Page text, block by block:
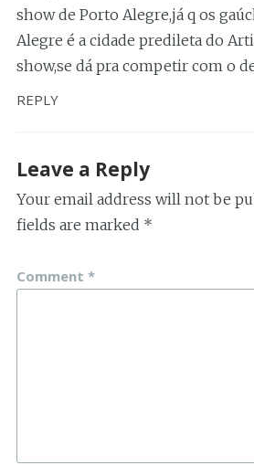
show de Porto Alegre,já q os
Alegre é a cidade predileta do
show,se dá pra competir com o
REPLY
Leave a Reply
Your email address will not be
fields are marked *
Comment *